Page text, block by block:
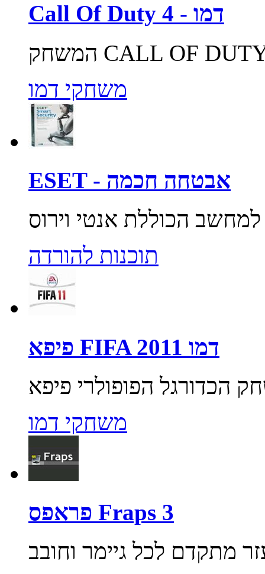
Call Of Duty 4 - דמו
משחקי דמו
ESET - אבטחה חכמה
תוכנות להורדה
פיפא FIFA 2011 דמו
משחקי דמו
פראפס Fraps 3